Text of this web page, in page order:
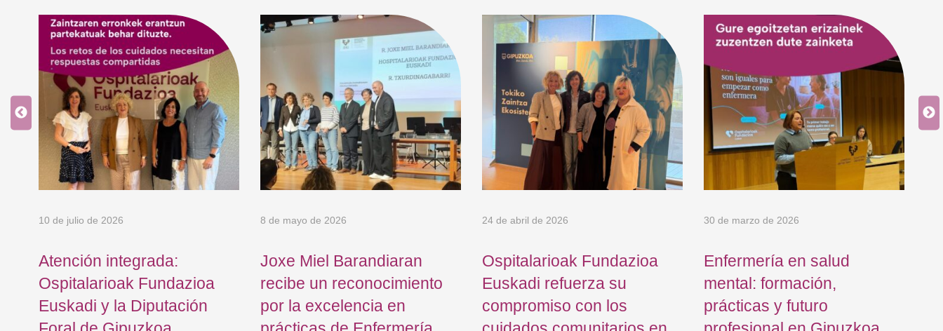
10 de julio de 2026
Atención integrada:
Ospitalarioak Fundazioa
Euskadi y la Diputación
8 de mayo de 2026
Joxe Miel Barandiaran
recibe un reconocimiento
por la excelencia en
24 de abril de 2026
Ospitalarioak Fundazioa
Euskadi refuerza su
compromiso con los
30 de marzo de 2026
Enfermería en salud
mental: formación,
prácticas y futuro